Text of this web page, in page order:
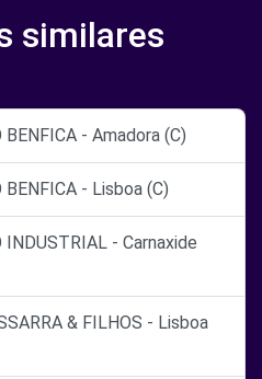
similares
- Amadora (C)
- Lisboa (C)
- Carnaxide
& FILHOS - Lisboa